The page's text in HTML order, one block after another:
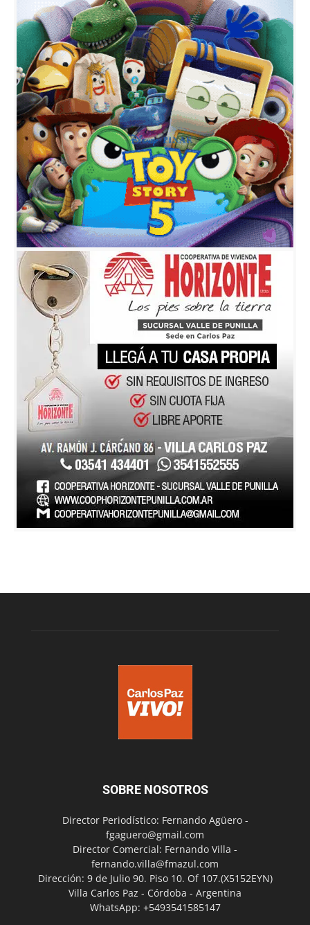
SOBRE NOSOTROS
Director Periodístico: Fernando Agüero -
fgaguero@gmail.com
Director Comercial: Fernando Villa -
fernando.villa@fmazul.com
Dirección: 9 de Julio 90. Piso 10. Of 107.(X5152EYN)
Villa Carlos Paz - Córdoba - Argentina
WhatsApp: +5493541585147